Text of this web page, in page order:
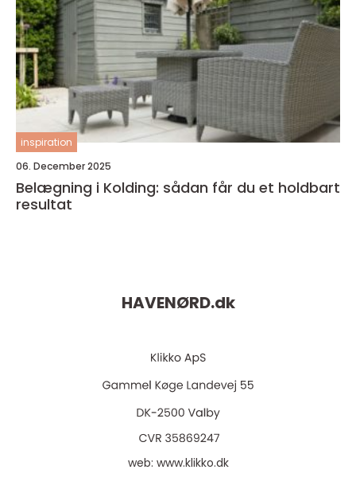
inspiration
06. December 2025
Belægning i Kolding: sådan får du et holdbart
resultat
HAVENØRD.dk
web: www.klikko.dk